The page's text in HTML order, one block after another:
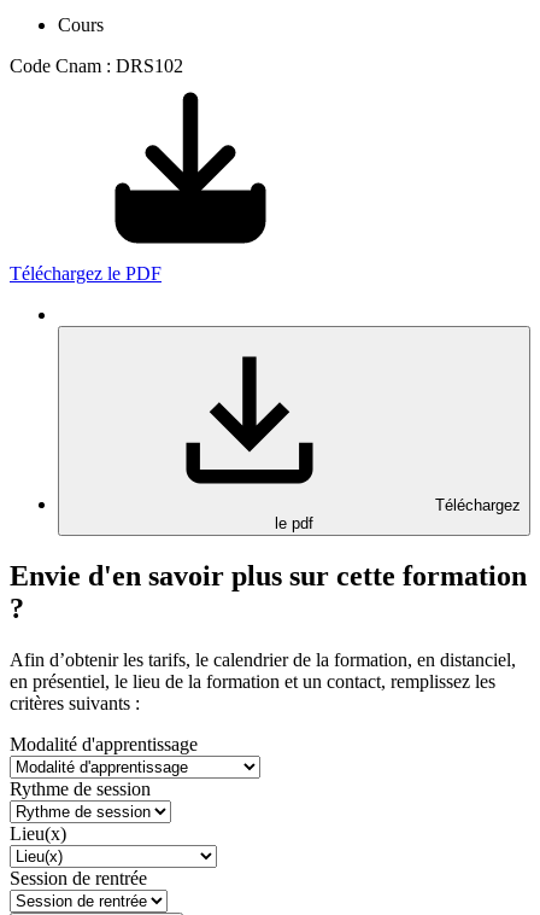
Cours
Code Cnam : DRS102
Téléchargez le PDF
Téléchargez
le pdf
Envie d'en savoir plus sur cette formation
?
Afin d’obtenir les tarifs, le calendrier de la formation, en distanciel,
en présentiel, le lieu de la formation et un contact, remplissez les
critères suivants :
Modalité d'apprentissage
Rythme de session
Lieu(x)
Session de rentrée